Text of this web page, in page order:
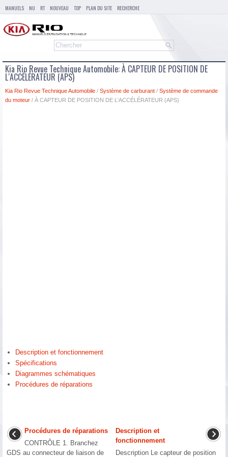
MANUELS NU RT NOUVEAU TOP PLAN DU SITE RECHERCHE
Kia Rio Revue Technique Automobile: À CAPTEUR DE POSITION DE
L′ACCÉLÉRATEUR (APS)
Kia Rio Revue Technique Automobile / Système de carburant / Système de commande
du moteur / À CAPTEUR DE POSITION DE L′ACCÉLÉRATEUR (APS)
Description et fonctionnement
Spécifications
Diagrammes schématiques
Procédures de réparations
Procédures de réparations
CONTRÔLE 1. Branchez
GDS au connecteur de liaison de
Description et
fonctionnement
Description Le capteur de position